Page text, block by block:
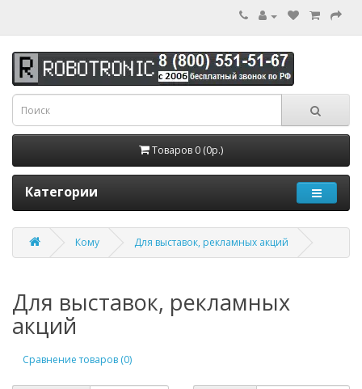
Товаров 0 (0р.)
Категории
Кому Для выставок, рекламных акций
Для выставок, рекламных
акций
Сравнение товаров (0)